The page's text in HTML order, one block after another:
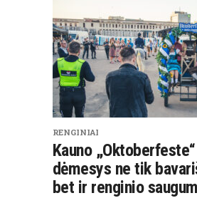
RENGINIAI
Kauno
dėmesys ne tik
bet ir renginio